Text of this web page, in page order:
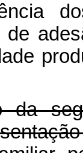
de
da